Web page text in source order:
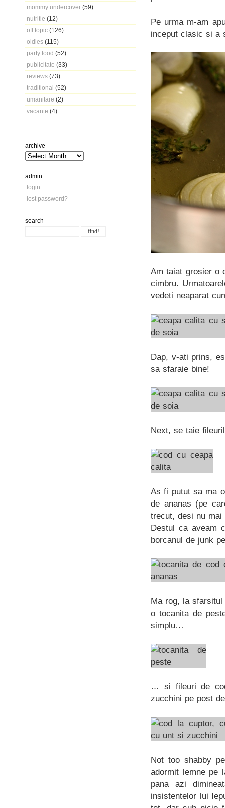
mommy undercover (59)
nutritie (12)
off topic (126)
oldies (115)
party food (52)
publicitate (33)
reviews (73)
traditional (52)
umanitare (2)
vacante (4)
archive
admin
login
lost password?
search
Pe urma m-am
inceput clasic si a
Am taiat grosier o
cimbru.
vedeti neaparat
Dap, v-ati prins,
sa sfaraie bine!
Next, se taie
As fi putut sa ma
de ananas (pe
trecut, desi nu
Destul ca aveam
borcanul de junk
Ma rog, la
o tocanita de
simplu…
… si fileuri de
zucchini pe post
Not too shabby
adormit lemne pe
pana azi
insistentelor lui